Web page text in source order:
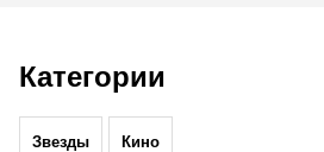
Категории
Звезды Кино